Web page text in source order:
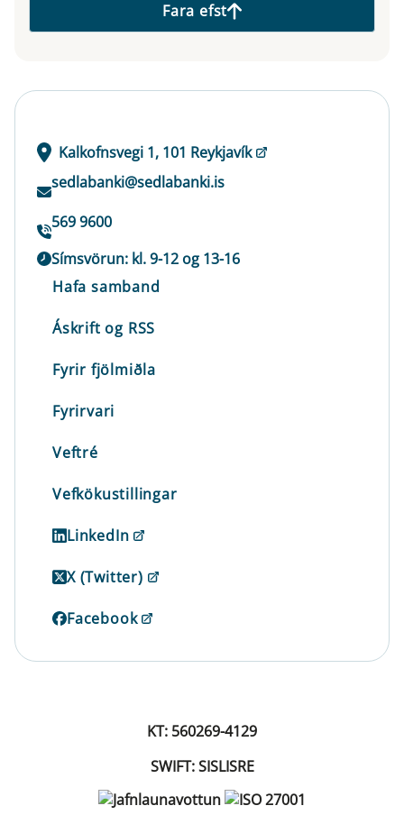
Fara efst
Kalkofnsvegi 1, 101 Reykjavík
sedlabanki@sedlabanki.is
569 9600
Símsvörun: kl. 9-12 og 13-16
Hafa samband
Áskrift og RSS
Fyrir fjölmiðla
Fyrirvari
Veftré
Vefkökustillingar
LinkedIn
X (Twitter)
Facebook
KT: 560269-4129
SWIFT: SISLISRE